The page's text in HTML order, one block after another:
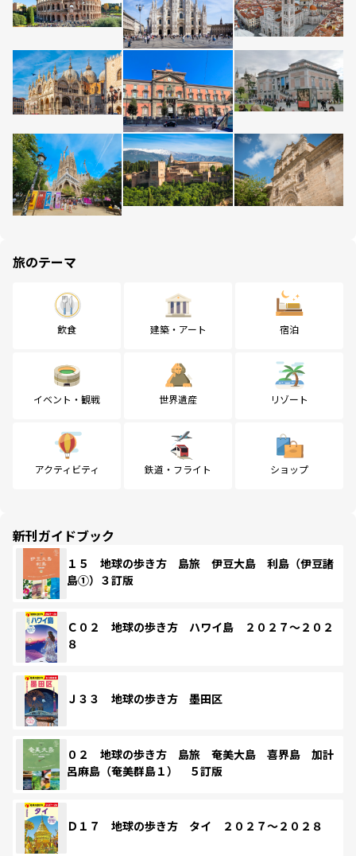
旅のテーマ
飲食 建築・アート 宿泊
イベント・観戦 世界遺産 リゾート
アクティビティ 鉄道・フライト ショップ
新刊ガイドブック
１５ 地球の歩き方 島旅 伊豆大島 利島（伊豆諸
島①）３訂版
Ｃ０２ 地球の歩き方 ハワイ島 ２０２７～２０２
８
Ｊ３３ 地球の歩き方 墨田区
０２ 地球の歩き方 島旅 奄美大島 喜界島 加計
呂麻島（奄美群島１） ５訂版
Ｄ１７ 地球の歩き方 タイ ２０２７～２０２８